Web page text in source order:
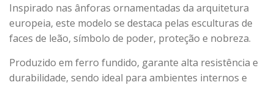
Inspirado nas ânforas ornamentadas da arquitetura
europeia, este modelo se destaca pelas esculturas de
faces de leão, símbolo de poder, proteção e nobreza.
Produzido em ferro fundido, garante alta resistência e
durabilidade, sendo ideal para ambientes internos e